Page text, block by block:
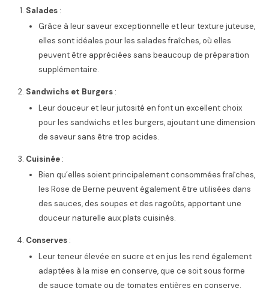
Salades :
Grâce à leur saveur exceptionnelle et leur texture juteuse,
elles sont idéales pour les salades fraîches, où elles
peuvent être appréciées sans beaucoup de préparation
supplémentaire.
Sandwichs et Burgers :
Leur douceur et leur jutosité en font un excellent choix
pour les sandwichs et les burgers, ajoutant une dimension
de saveur sans être trop acides.
Cuisinée :
Bien qu’elles soient principalement consommées fraîches,
les Rose de Berne peuvent également être utilisées dans
des sauces, des soupes et des ragoûts, apportant une
douceur naturelle aux plats cuisinés.
Conserves :
Leur teneur élevée en sucre et en jus les rend également
adaptées à la mise en conserve, que ce soit sous forme
de sauce tomate ou de tomates entières en conserve.